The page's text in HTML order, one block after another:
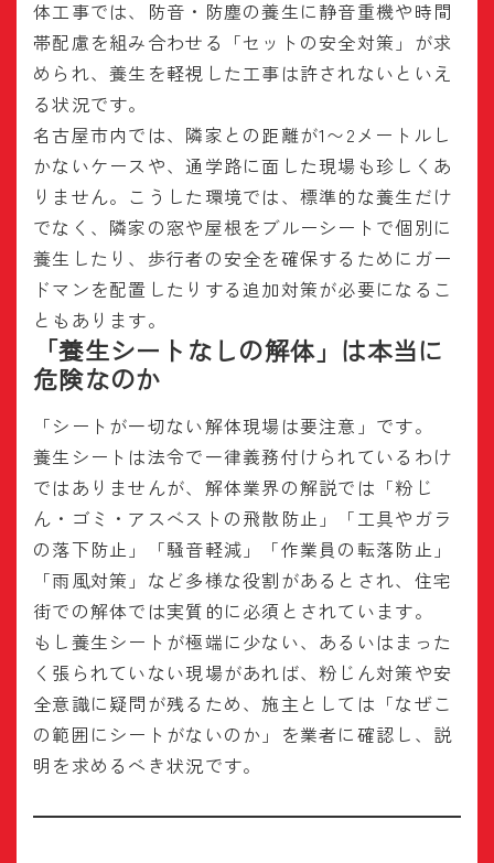
体工事では、防音・防塵の養生に静音重機や時間
帯配慮を組み合わせる「セットの安全対策」が求
められ、養生を軽視した工事は許されないといえ
る状況です。
名古屋市内では、隣家との距離が1〜2メートルし
かないケースや、通学路に面した現場も珍しくあ
りません。こうした環境では、標準的な養生だけ
でなく、隣家の窓や屋根をブルーシートで個別に
養生したり、歩行者の安全を確保するためにガー
ドマンを配置したりする追加対策が必要になるこ
ともあります。
「養生シートなしの解体」は本当に
危険なのか
「シートが一切ない解体現場は要注意」です。
養生シートは法令で一律義務付けられているわけ
ではありませんが、解体業界の解説では「粉じ
ん・ゴミ・アスベストの飛散防止」「工具やガラ
の落下防止」「騒音軽減」「作業員の転落防止」
「雨風対策」など多様な役割があるとされ、住宅
街での解体では実質的に必須とされています。
もし養生シートが極端に少ない、あるいはまった
く張られていない現場があれば、粉じん対策や安
全意識に疑問が残るため、施主としては「なぜこ
の範囲にシートがないのか」を業者に確認し、説
明を求めるべき状況です。